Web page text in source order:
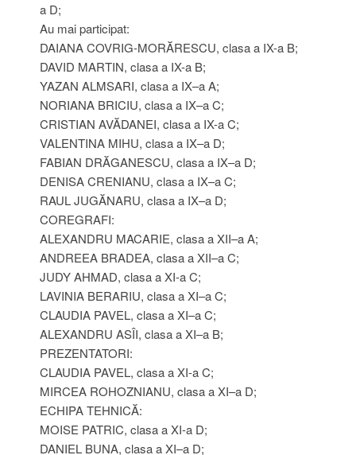
a D;
Au mai participat:
DAIANA COVRIG-MORĂRESCU, clasa a IX-a B;
DAVID MARTIN, clasa a IX-a B;
YAZAN ALMSARI, clasa a IX–a A;
NORIANA BRICIU, clasa a IX–a C;
CRISTIAN AVĂDANEI, clasa a IX-a C;
VALENTINA MIHU, clasa a IX–a D;
FABIAN DRĂGANESCU, clasa a IX–a D;
DENISA CRENIANU, clasa a IX–a C;
RAUL JUGĂNARU, clasa a IX–a D;
COREGRAFI:
ALEXANDRU MACARIE, clasa a XII–a A;
ANDREEA BRADEA, clasa a XII–a C;
JUDY AHMAD, clasa a XI-a C;
LAVINIA BERARIU, clasa a XI–a C;
CLAUDIA PAVEL, clasa a XI–a C;
ALEXANDRU ASÎI, clasa a XI–a B;
PREZENTATORI:
CLAUDIA PAVEL, clasa a XI-a C;
MIRCEA ROHOZNIANU, clasa a XI–a D;
ECHIPA TEHNICĂ:
MOISE PATRIC, clasa a XI-a D;
DANIEL BUNA, clasa a XI–a D;